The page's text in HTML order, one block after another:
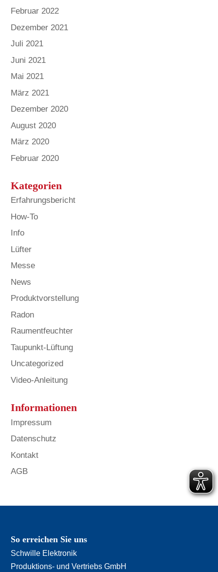
Februar 2022
Dezember 2021
Juli 2021
Juni 2021
Mai 2021
März 2021
Dezember 2020
August 2020
März 2020
Februar 2020
Kategorien
Erfahrungsbericht
How-To
Info
Lüfter
Messe
News
Produktvorstellung
Radon
Raumentfeuchter
Taupunkt-Lüftung
Uncategorized
Video-Anleitung
Informationen
Impressum
Datenschutz
Kontakt
AGB
So erreichen Sie uns
Schwille Elektronik
Produktions- und Vertriebs GmbH